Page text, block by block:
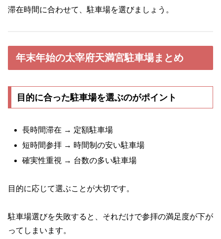
滞在時間に合わせて、駐車場を選びましょう。
年末年始の太宰府天満宮駐車場まとめ
目的に合った駐車場を選ぶのがポイント
長時間滞在 → 定額駐車場
短時間参拝 → 時間制の安い駐車場
確実性重視 → 台数の多い駐車場
目的に応じて選ぶことが大切です。
駐車場選びを失敗すると、それだけで参拝の満足度が下が
ってしまいます。